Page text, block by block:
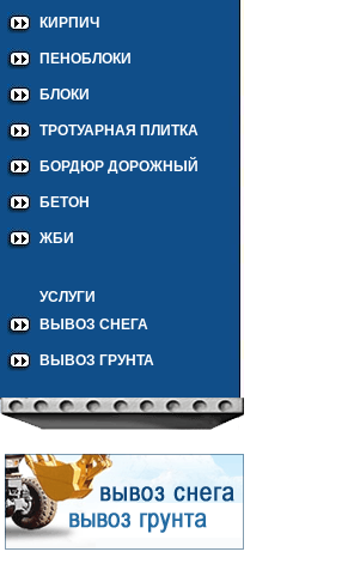
КИРПИЧ
ПЕНОБЛОКИ
БЛОКИ
ТРОТУАРНАЯ ПЛИТКА
БОРДЮР ДОРОЖНЫЙ
БЕТОН
ЖБИ
УСЛУГИ
ВЫВОЗ СНЕГА
ВЫВОЗ ГРУНТА